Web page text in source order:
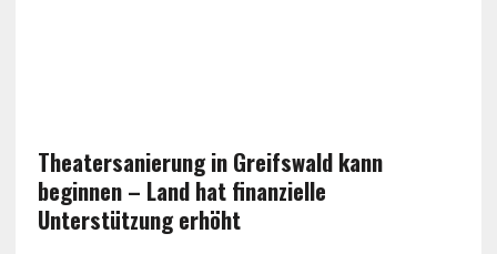
Theatersanierung in Greifswald kann
beginnen – Land hat finanzielle
Unterstützung erhöht